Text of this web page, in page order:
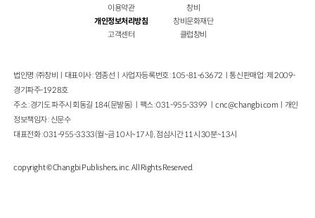
이용약관
개인정보처리방침
고객센터
창비
창비문화재단
클럽창비
법인명 : ㈜창비ㅣ대표이사 : 염종선ㅣ사업자등록번호 : 105-81-63672ㅣ통신판매업 : 제 2009-
경기파주-1928호
주소 : 경기도 파주시 회동길 184(문발동)ㅣ팩스 : 031-955-3399 ㅣcnc@changbi.com ㅣ개인
정보책임자 : 신문수
대표전화 : 031-955-3333(월~금 10시~17시), 점심시간 11시 30분~13시
copyright © Changbi Publishers, inc. All Rights Reserved.